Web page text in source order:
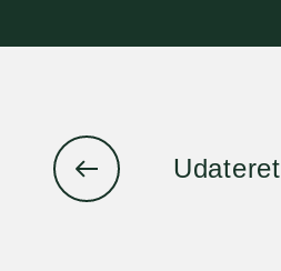
Udateret